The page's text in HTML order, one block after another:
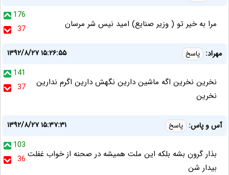
176
37
مرا به خیر تو ( وزیر صنایع) امید نیس شر مرسان
مهراد: پاسخ
۱۳۹۲/۸/۲۷ ۱۵:۲۶:۵۵
141
37
نخرين نخرين اگه ماشين دارين نگهش دارين اگرم ندارين
نخرين
آس و پاس: پاسخ
۱۳۹۲/۸/۲۷ ۱۵:۳۷:۳۱
103
36 بذار گرون بشه بلکه این ملت همیشه در صحنه از خواب غفلت
بیدار شن